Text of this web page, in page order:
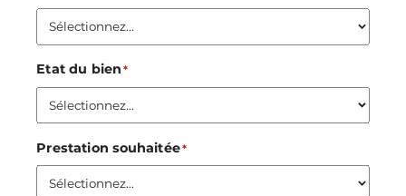
Etat du bien *
Prestation souhaitée*